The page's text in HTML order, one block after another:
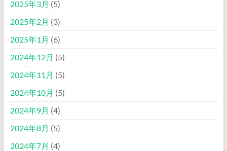
2025年3月 (5)
2025年2月 (3)
2025年1月 (6)
2024年12月 (5)
2024年11月 (5)
2024年10月 (5)
2024年9月 (4)
2024年8月 (5)
2024年7月 (4)